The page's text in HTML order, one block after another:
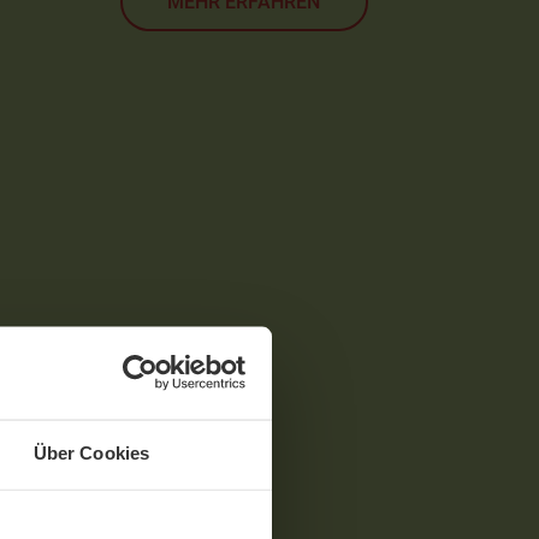
Über Cookies